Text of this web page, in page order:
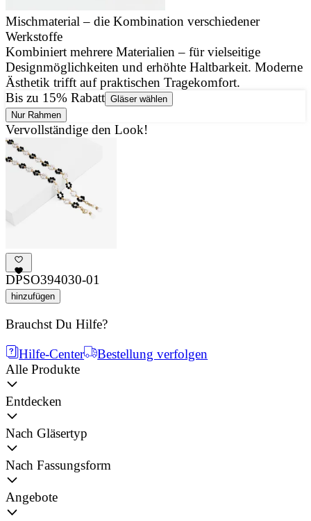
Mischmaterial – die Kombination verschiedener
Werkstoffe
Kombiniert mehrere Materialien – für vielseitige
Designmöglichkeiten und erhöhte Haltbarkeit. Moderne
Ästhetik trifft auf praktischen Tragekomfort.
Bis zu 15% Rabatt Gläser wählen
Nur Rahmen
Vervollständige den Look!
DPSO394030-01
hinzufügen
Brauchst Du Hilfe?
Hilfe-Center
Bestellung verfolgen
Alle Produkte
Entdecken
Nach Gläsertyp
Nach Fassungsform
Angebote